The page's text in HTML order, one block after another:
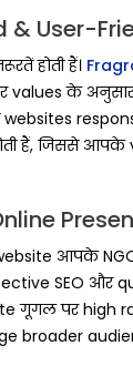
& User-
होती हैं।
के
websites
हैं, जिससे आपके
आपके
SEO और
पर high
broader